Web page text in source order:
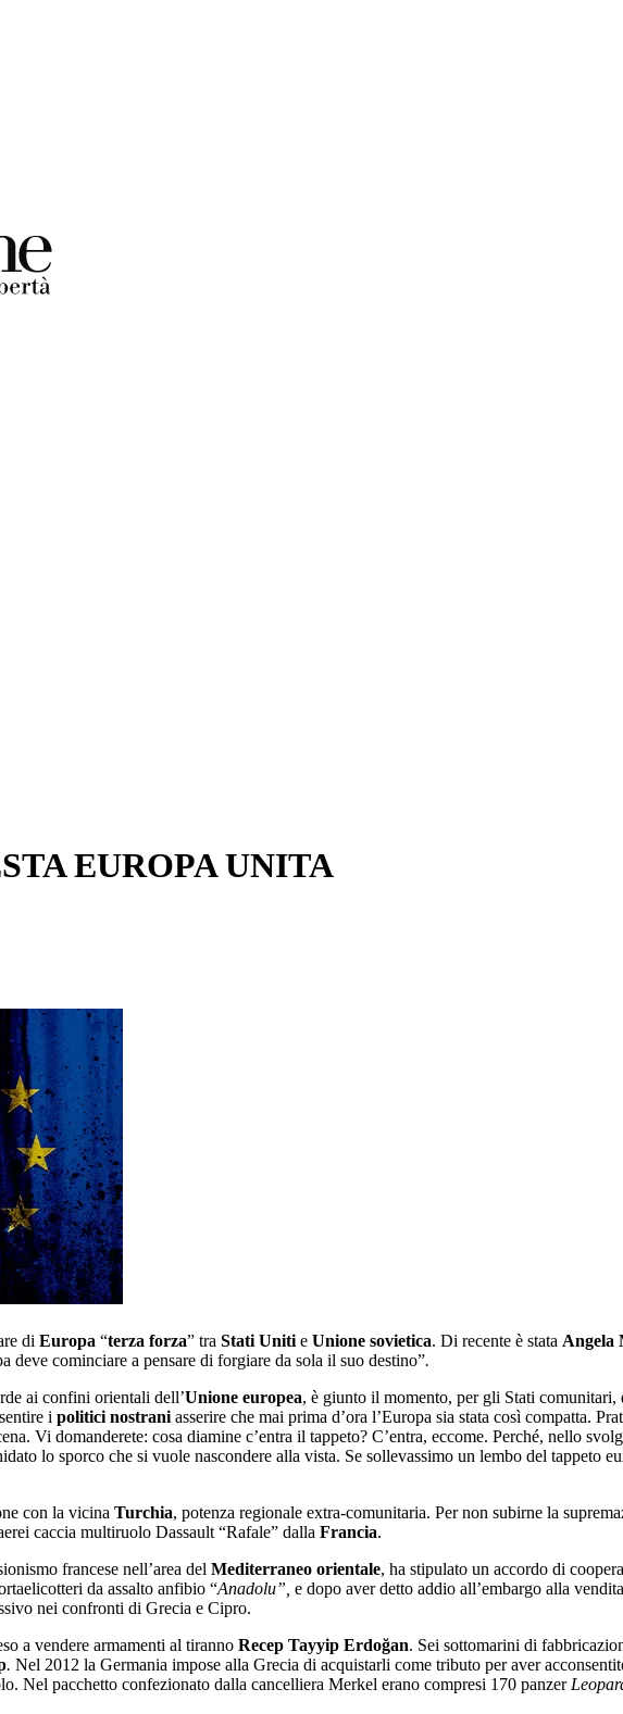
EUROPA UNITA
di Europa “terza forza” tra Stati Uniti e Unione sovietica. Di recente è stata Angela
deve cominciare a pensare di forgiare da sola il suo destino”.
ai confini orientali dell’Unione europea, è giunto il momento, per gli Stati
i politici nostrani asserire che mai prima d’ora l’Europa sia stata così compatta.
Vi domanderete: cosa diamine c’entra il tappeto? C’entra, eccome. Perché, nello
lo sporco che si vuole nascondere alla vista. Se sollevassimo un lembo del tappeto
con la vicina Turchia, potenza regionale extra-comunitaria. Per non subirne la
caccia multiruolo Dassault “Rafale” dalla Francia.
francese nell’area del Mediterraneo orientale, ha stipulato un accordo di
da assalto anfibio “Anadolu”, e dopo aver detto addio all’embargo alla
nei confronti di Grecia e Cipro.
a vendere armamenti al tiranno Recep Tayyip Erdoğan. Sei sottomarini di
. Nel 2012 la Germania impose alla Grecia di acquistarli come tributo per aver
Nel pacchetto confezionato dalla cancelliera Merkel erano compresi 170 panzer